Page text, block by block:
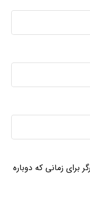
برای زمانی که دوباره